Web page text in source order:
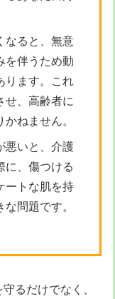
なると、無意
を伴うため動
ります。これ
せ、高齢者に
ねません。
悪いと、介護
に、傷つける
ートな肌を持
問題です。
るだけでなく、